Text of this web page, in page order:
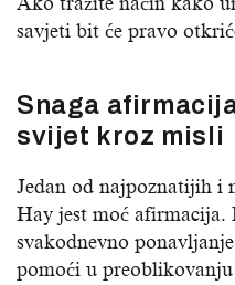
savjeti bit će pravo
Snaga
svijet kroz misli
Jedan od najpoznatijih i
Hay jest moć afirmacija.
svakodnevno
pomoći u